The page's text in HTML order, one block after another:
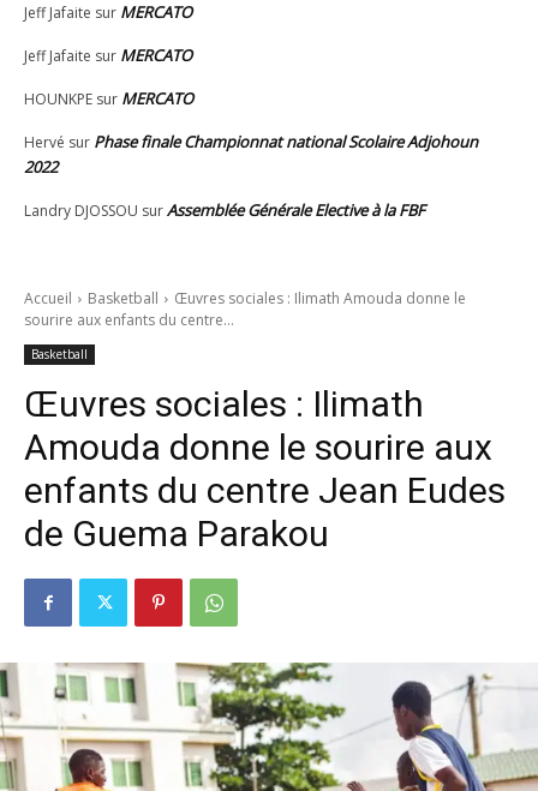
Jeff Jafaite sur MERCATO
Jeff Jafaite sur MERCATO
HOUNKPE sur MERCATO
Hervé sur Phase finale Championnat national Scolaire Adjohoun
2022
Landry DJOSSOU surAssemblée Générale Elective à la FBF